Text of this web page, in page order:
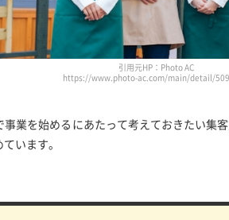
引用元HP：Photo AC
https://www.photo-ac.com/main/detail/
業を始めるにあたって考えておきたい集
います。